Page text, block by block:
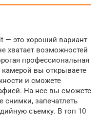
— это хороший вариант
хватает возможностей
профессиональная
вы открываете
и сможете
На нее вы сможете
снимки, запечатлеть
съемку. В топ 10